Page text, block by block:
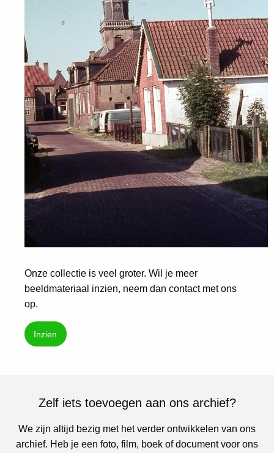
Onze collectie is veel groter. Wil je meer
beeldmateriaal inzien, neem dan contact met ons
op.
Inzien
Zelf iets toevoegen aan ons archief?
We zijn altijd bezig met het verder ontwikkelen van ons
archief. Heb je een foto, film, boek of document voor ons